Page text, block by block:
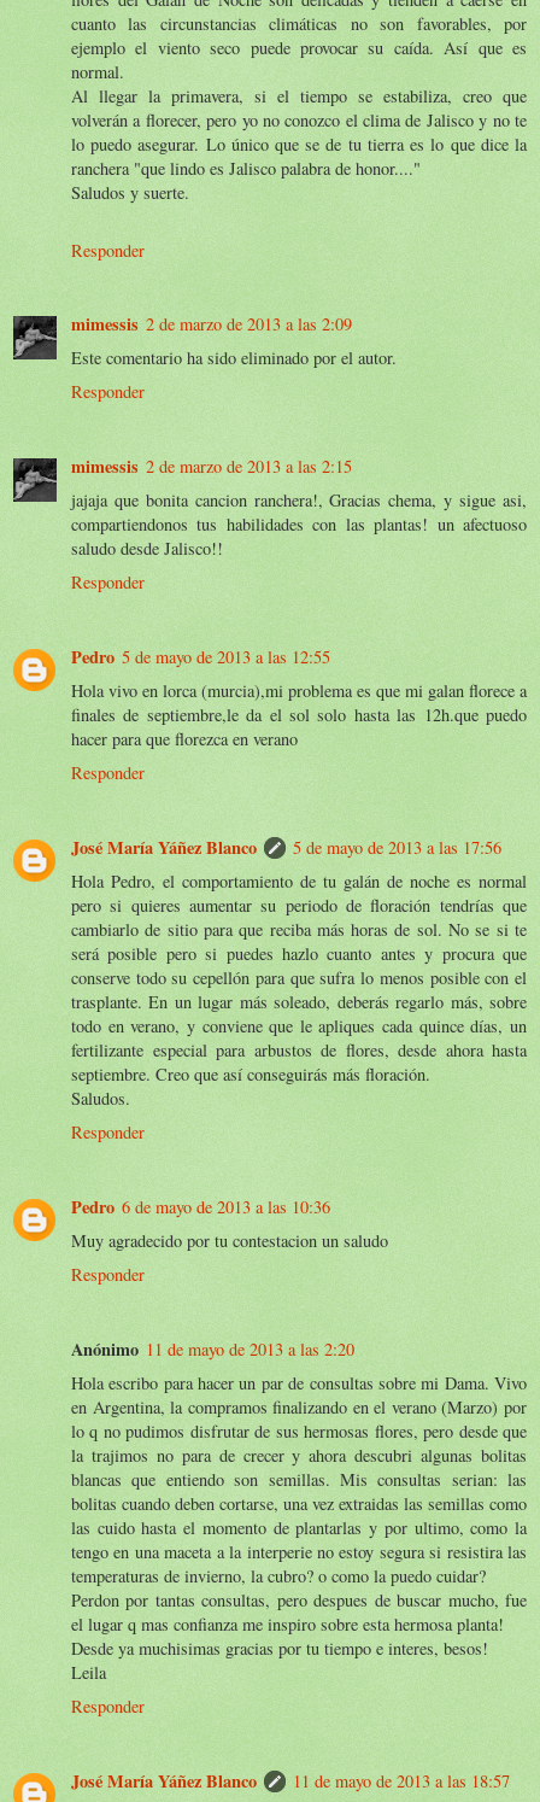
cuanto las circunstancias climáticas no son favorables, por
ejemplo el viento seco puede provocar su caída. Así que es
normal.
Al llegar la primavera, si el tiempo se estabiliza, creo que
volverán a florecer, pero yo no conozco el clima de Jalisco y no te
lo puedo asegurar. Lo único que se de tu tierra es lo que dice la
ranchera "que lindo es Jalisco palabra de honor...."
Saludos y suerte.
Responder
mimessis 2 de marzo de 2013 a las 2:09
Este comentario ha sido eliminado por el autor.
Responder
mimessis 2 de marzo de 2013 a las 2:15
jajaja que bonita cancion ranchera!, Gracias chema, y sigue asi,
compartiendonos tus habilidades con las plantas! un afectuoso
saludo desde Jalisco!!
Responder
Pedro 5 de mayo de 2013 a las 12:55
Hola vivo en lorca (murcia),mi problema es que mi galan florece a
finales de septiembre,le da el sol solo hasta las 12h.que puedo
hacer para que florezca en verano
Responder
José María Yáñez Blanco
5 de mayo de 2013 a las 17:56
Hola Pedro, el comportamiento de tu galán de noche es normal
pero si quieres aumentar su periodo de floración tendrías que
cambiarlo de sitio para que reciba más horas de sol. No se si te
será posible pero si puedes hazlo cuanto antes y procura que
conserve todo su cepellón para que sufra lo menos posible con el
trasplante. En un lugar más soleado, deberás regarlo más, sobre
todo en verano, y conviene que le apliques cada quince días, un
fertilizante especial para arbustos de flores, desde ahora hasta
septiembre. Creo que así conseguirás más floración.
Saludos.
Responder
Pedro 6 de mayo de 2013 a las 10:36
Muy agradecido por tu contestacion un saludo
Responder
Anónimo 11 de mayo de 2013 a las 2:20
Hola escribo para hacer un par de consultas sobre mi Dama. Vivo
en Argentina, la compramos finalizando en el verano (Marzo) por
lo q no pudimos disfrutar de sus hermosas flores, pero desde que
la trajimos no para de crecer y ahora descubri algunas bolitas
blancas que entiendo son semillas. Mis consultas serian: las
bolitas cuando deben cortarse, una vez extraidas las semillas como
las cuido hasta el momento de plantarlas y por ultimo, como la
tengo en una maceta a la interperie no estoy segura si resistira las
temperaturas de invierno, la cubro? o como la puedo cuidar?
Perdon por tantas consultas, pero despues de buscar mucho, fue
el lugar q mas confianza me inspiro sobre esta hermosa planta!
Desde ya muchisimas gracias por tu tiempo e interes, besos!
Leila
Responder
José María Yáñez Blanco
11 de mayo de 2013 a las 18:57